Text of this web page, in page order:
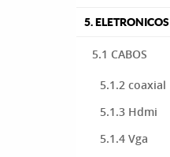
5. ELETRONICOS
5.1 CABOS
5.1.2 coaxial
5.1.3 Hdmi
5.1.4 Vga